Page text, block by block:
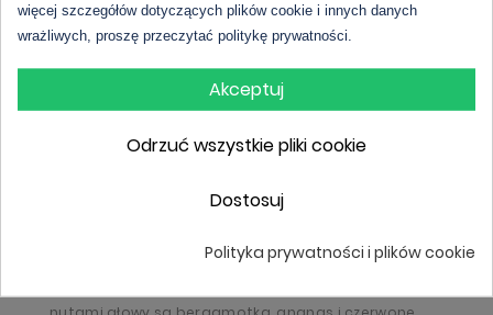
kobiet który ujawnia trzy aspekty: świetlisty,
smakowity i aksamitny. Dzięki temu pozostawia za
więcej szczegółów dotyczących plików cookie i innych danych
wrażliwych, proszę przeczytać politykę prywatności.
Akceptuj
Odrzuć wszystkie pliki cookie
Dostosuj
Polityka prywatności i plików cookie